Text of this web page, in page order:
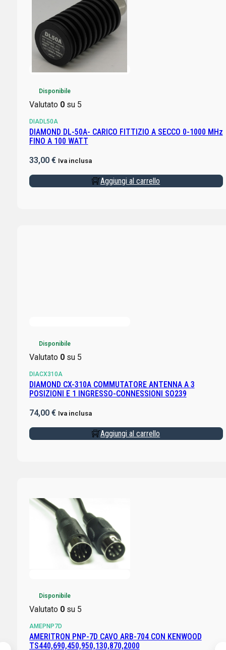
Disponibile
Valutato 0su 5
DIADL50A
DIAMOND DL-50A- CARICO FITTIZIO A SECCO 0-1000 MHz
FINO A 100 WATT
33,00 € Iva inclusa
Aggiungi al carrello
Disponibile
Valutato 0su 5
DIACX310A
DIAMOND CX-310A COMMUTATORE ANTENNA A 3
POSIZIONI E 1 INGRESSO-CONNESSIONI SO239
74,00 € Iva inclusa
Aggiungi al carrello
Disponibile
Valutato 0su 5
AMEPNP7D
AMERITRON PNP-7D CAVO ARB-704 CON KENWOOD
TS440,690,450,950,130,870,2000